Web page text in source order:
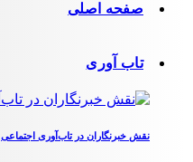
صفحه اصلی
تاب آوری
نقش خبرنگاران در تاب‌آوری اجتماعی